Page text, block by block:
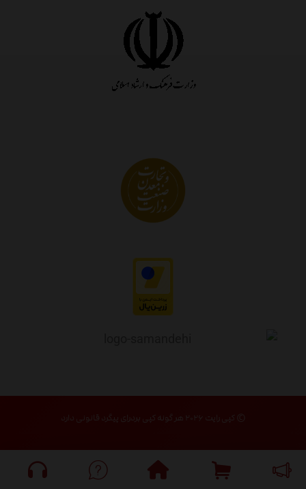
© کپی رایت ۲۰۲۶ هر گونه کپی بردرای پیگرد قانونی دارد